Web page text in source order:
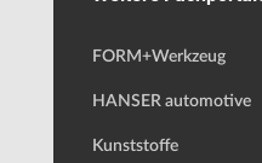
FORM+Werkzeug
HANSER automotive
Kunststoffe